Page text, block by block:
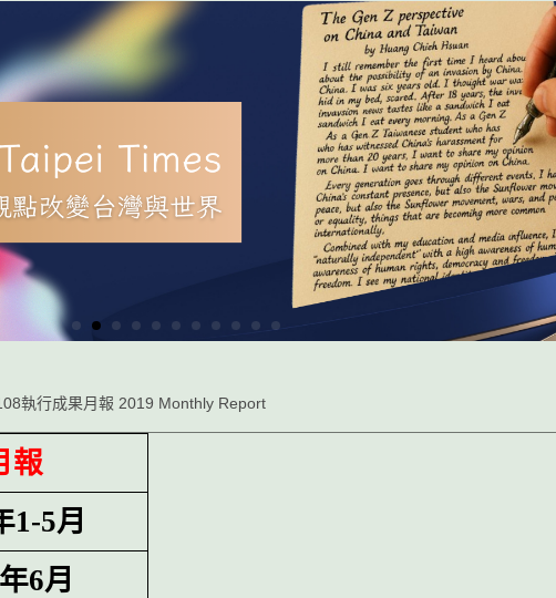
執行成果月報 2019 Monthly Report
報
1-5月
6月